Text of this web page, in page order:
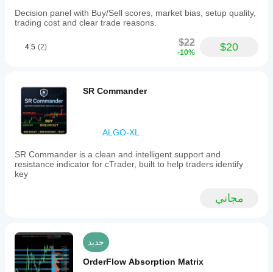
Decision panel with Buy/Sell scores, market bias, setup quality,
trading cost and clear trade reasons.
4.5 (2) $22
-10% $20
SR Commander
ALGO-XL
SR Commander is a clean and intelligent support and
resistance indicator for cTrader, built to help traders identify
key
مجاني
جديد
OrderFlow Absorption Matrix